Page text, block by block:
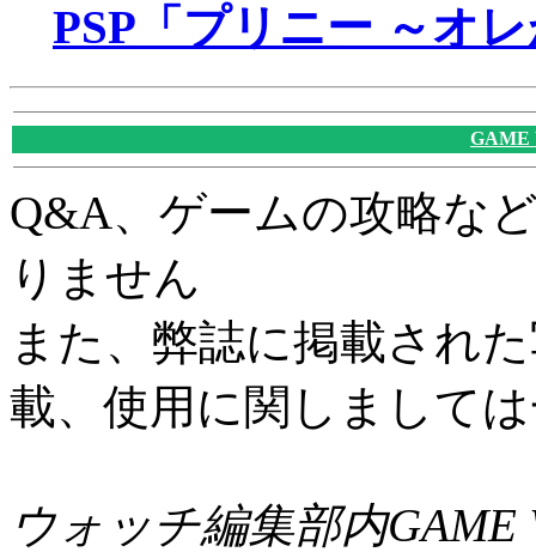
PSP「プリニー ～オ
GAME
Q&A、ゲームの攻略な
りません
また、弊誌に掲載され
載、使用に関しまして
ウォッチ編集部内GAME